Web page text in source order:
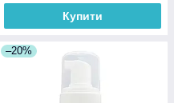
Купити
–20%